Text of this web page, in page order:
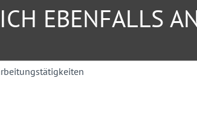
EBENFALLS